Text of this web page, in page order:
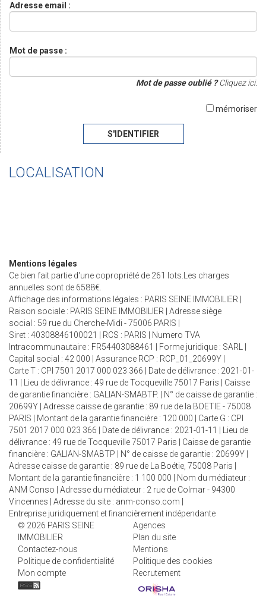
Adresse email :
Mot de passe :
Mot de passe oublié ?Cliquez ici.
mémoriser
S'IDENTIFIER
LOCALISATION
Mentions légales
Ce bien fait partie d'une copropriété de 261 lots.Les charges
annuelles sont de 6588€.
Affichage des informations légales : PARIS SEINE IMMOBILIER |
Raison sociale : PARIS SEINE IMMOBILIER | Adresse siège
social : 59 rue du Cherche-Midi - 75006 PARIS |
Siret : 40308846100021 | RCS : PARIS | Numero TVA
Intracommunautaire : FR54403088461 | Forme juridique : SARL |
Capital social : 42 000 | Assurance RCP : RCP_01_20699Y |
Carte T : CPI 7501 2017 000 023 366 | Date de délivrance : 2021-01-
11 | Lieu de délivrance : 49 rue de Tocqueville 75017 Paris | Caisse
de garantie financière : GALIAN-SMABTP. | N° de caisse de garantie :
20699Y | Adresse caisse de garantie : 89 rue de la BOETIE - 75008
PARIS | Montant de la garantie financière : 120 000 | Carte G : CPI
7501 2017 000 023 366 | Date de délivrance : 2021-01-11 | Lieu de
délivrance : 49 rue de Tocqueville 75017 Paris | Caisse de garantie
financière : GALIAN-SMABTP | N° de caisse de garantie : 20699Y |
Adresse caisse de garantie : 89 rue de La Boétie, 75008 Paris |
Montant de la garantie financière : 1 100 000 | Nom du médiateur :
ANM Conso | Adresse du médiateur : 2 rue de Colmar - 94300
Vincennes | Adresse du site : anm-conso.com
Entreprise juridiquement et financièrement indépendante
© 2026 PARIS SEINE
IMMOBILIER
Agences
Plan du site
Contactez-nous
Mentions
Politique de confidentialité
Politique des cookies
Mon compte
Recrutement